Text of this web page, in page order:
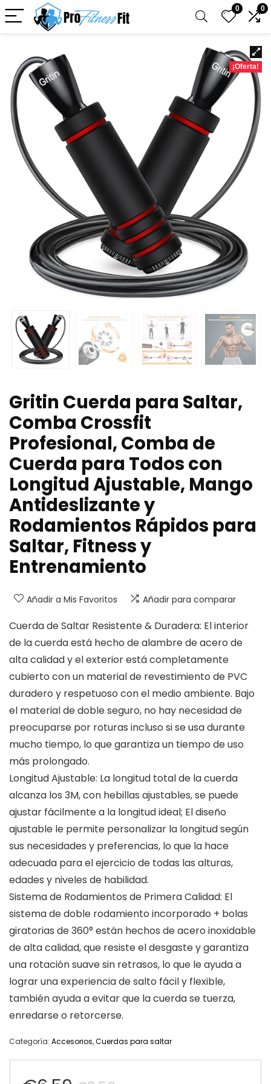
0 0
¡Oferta!
Gritin Cuerda para Saltar,
Comba Crossfit
Profesional, Comba de
Cuerda para Todos con
Longitud Ajustable, Mango
Antideslizante y
Rodamientos Rápidos para
Saltar, Fitness y
Entrenamiento
Añadir a Mis Favoritos Añadir para comparar
Cuerda de Saltar Resistente & Duradera: El interior
de la cuerda está hecho de alambre de acero de
alta calidad y el exterior está completamente
cubierto con un material de revestimiento de PVC
duradero y respetuoso con el medio ambiente. Bajo
el material de doble seguro, no hay necesidad de
preocuparse por roturas incluso si se usa durante
mucho tiempo, lo que garantiza un tiempo de uso
más prolongado.
Longitud Ajustable: La longitud total de la cuerda
alcanza los 3M, con hebillas ajustables, se puede
ajustar fácilmente a la longitud ideal; El diseño
ajustable le permite personalizar la longitud según
sus necesidades y preferencias, lo que la hace
adecuada para el ejercicio de todas las alturas,
edades y niveles de habilidad.
Sistema de Rodamientos de Primera Calidad: El
sistema de doble rodamiento incorporado + bolas
giratorias de 360° están hechos de acero inoxidable
de alta calidad, que resiste el desgaste y garantiza
una rotación suave sin retrasos, lo que le ayuda a
lograr una experiencia de salto fácil y flexible,
también ayuda a evitar que la cuerda se tuerza,
enredarse o retorcerse.
Categoría: Accesorios,Cuerdas para saltar